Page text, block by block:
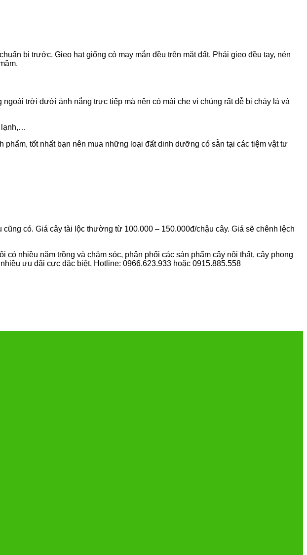
bị trước. Gieo hạt giống cỏ may mắn đều trên mặt đất. Phải gieo đều tay, nén
trời dưới ánh nắng trực tiếp mà nên có mái che vì chúng rất dễ bị cháy lá và
lạnh,…
tốt nhất bạn nên mua những loại đất dinh dưỡng có sẵn tại các tiệm vật tư
có. Giá cây tài lộc thường từ 100.000 – 150.000đ/chậu cây. Giá sẽ chênh lệch
có nhiều năm trồng và chăm sóc, phân phối các sản phẩm cây nội thất, cây phong
ưu đãi cực đặc biệt. Hotline: 0966.623.933 hoặc 0915.885.558